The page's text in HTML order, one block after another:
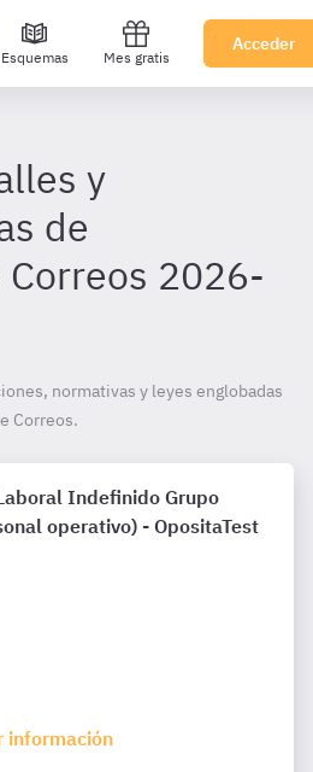
Esquemas Mes gratis
Acceder
y
de
2026-
normativas y leyes englobadas
Correos.
Indefinido Grupo
operativo) - OpositaTest
información